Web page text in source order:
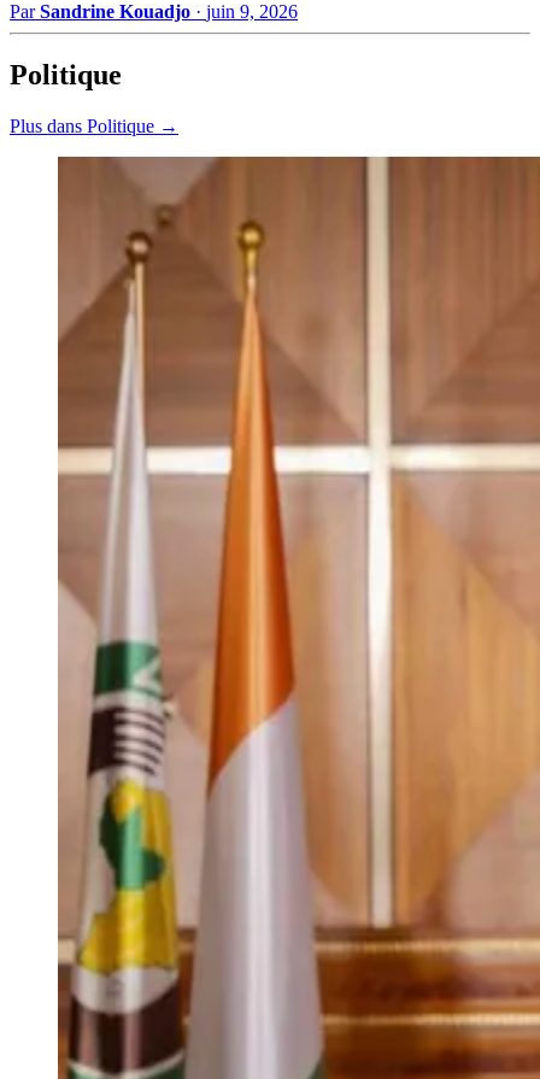
ParSandrine Kouadjo · juin 9, 2026
Politique
Plus dans Politique →